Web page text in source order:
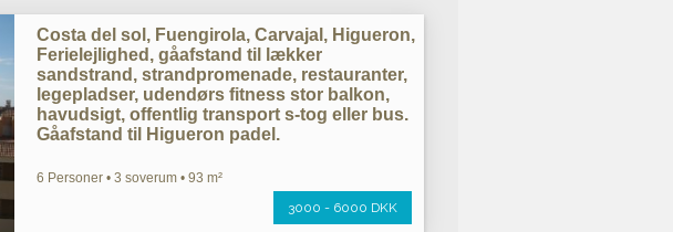
Costa del sol, Fuengirola, Carvajal, Higueron,
Ferielejlighed, gåafstand til lækker
sandstrand, strandpromenade, restauranter,
legepladser, udendørs fitness stor balkon,
havudsigt, offentlig transport s-tog eller bus.
Gåafstand til Higueron padel.
6 Personer • 3 soverum • 93 m²
3000 - 6000 DKK